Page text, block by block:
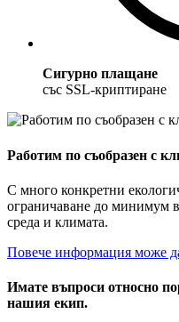
Сигурно плащане
със SSL-криптиране
Работим по съобразен с
С много конкретни
ограничаване до минимум
среда и климата.
Повече информация може
Имате въпроси относно
нашия екип.